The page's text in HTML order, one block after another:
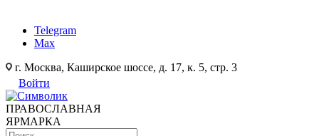
Telegram
Max
г. Москва, Каширское шоссе, д. 17, к. 5, стр. 3
Войти
ПРАВОСЛАВНАЯ
ЯРМАРКА